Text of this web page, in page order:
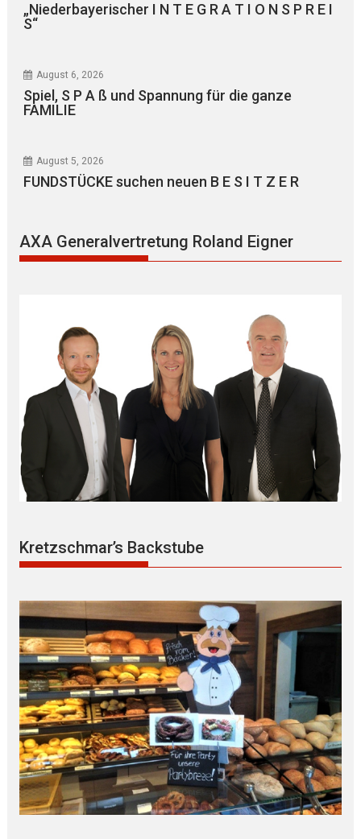
„Niederbayerischer I N T E G R A T I O N S P R E I
S“
August 6, 2026
Spiel, S P A ß und Spannung für die ganze
FAMILIE
August 5, 2026
FUNDSTÜCKE suchen neuen B E S I T Z E R
AXA Generalvertretung Roland Eigner
Kretzschmar’s Backstube